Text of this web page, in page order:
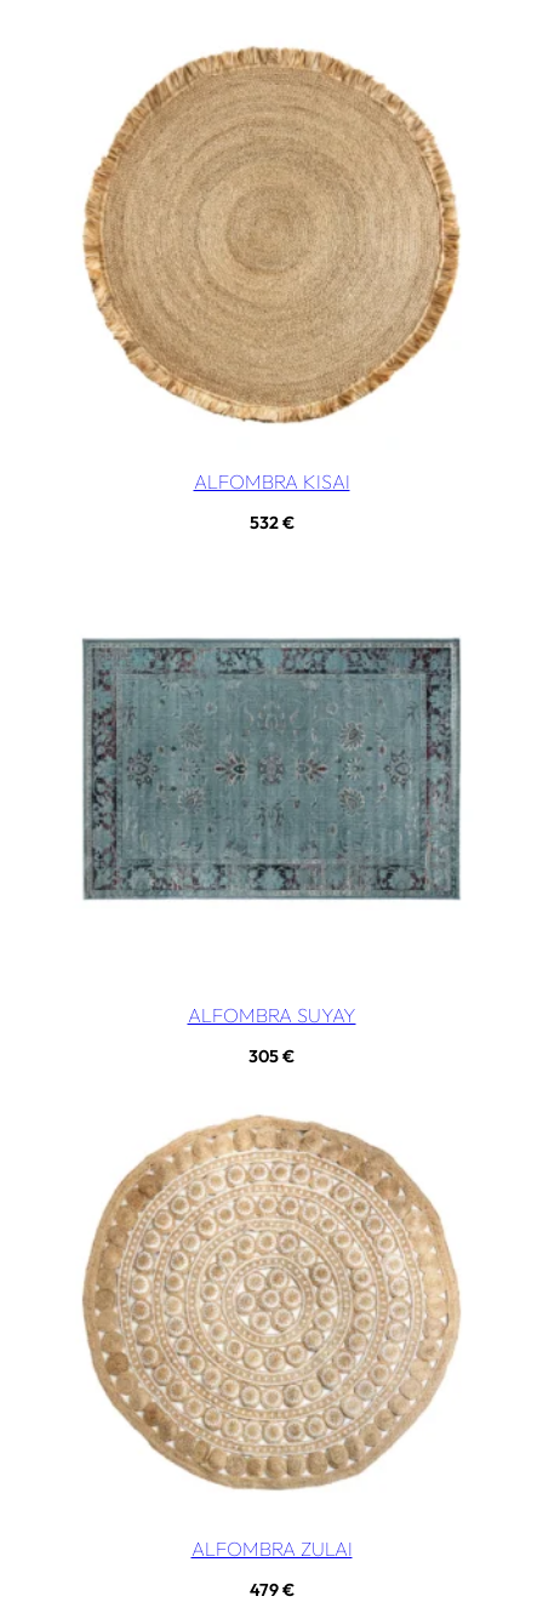
ALFOMBRA KISAI
532€
ALFOMBRA SUYAY
305€
ALFOMBRA ZULAI
479€